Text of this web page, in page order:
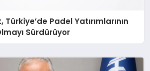
Türkiye’de Padel Yatırımlarının
Sürdürüyor